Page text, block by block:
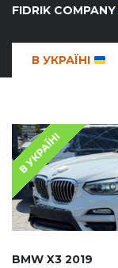
FIDRIK COMPANY
В УКРАЇНІ
В УКРАЇНІ
BMW X3 2019